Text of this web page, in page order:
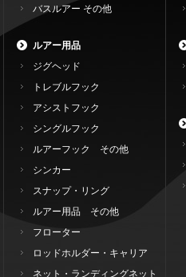
バスルアー その他
ルアー用品
ジグヘッド
トレブルフック
アシストフック
シングルフック
ルアーフック その他
シンカー
スナップ・リング
ルアー用品 その他
フローター
ロッドホルダー・キャリア
ネット・ランディングネット